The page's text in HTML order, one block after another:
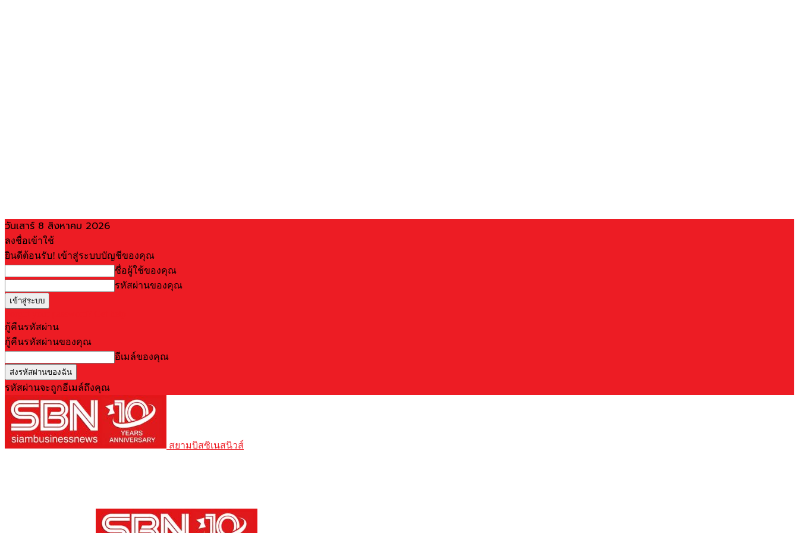
วันเสาร์ 8 สิงหาคม 2026
ลงชื่อเข้าใช้
ยินดีต้อนรับ! เข้าสู่ระบบบัญชีของคุณ
ชื่อผู้ใช้ของคุณ
รหัสผ่านของคุณ
กู้คืนรหัสผ่าน
กู้คืนรหัสผ่านของคุณ
อีเมล์ของคุณ
รหัสผ่านจะถูกอีเมล์ถึงคุณ
สยามบิสซิเนสนิวส์